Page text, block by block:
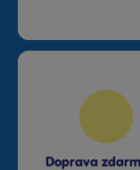
Doprava